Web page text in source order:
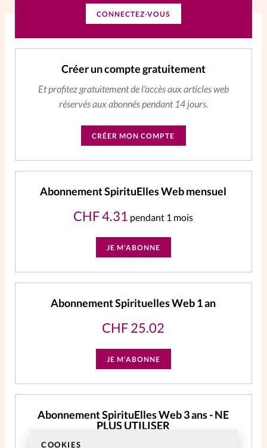
COOKIES
CONNECTEZ-VOUS
Créer un compte gratuitement
Et profitez gratuitement de l'accès aux articles web
réservés aux abonnés pendant 14 jours.
CRÉER MON COMPTE
Abonnement SpirituElles Web mensuel
CHF4.31 pendant 1 mois
JE M'ABONNE
Abonnement Spirituelles Web 1 an
CHF25.02
JE M'ABONNE
Abonnement SpirituElles Web 3 ans - NE
PLUS UTILISER